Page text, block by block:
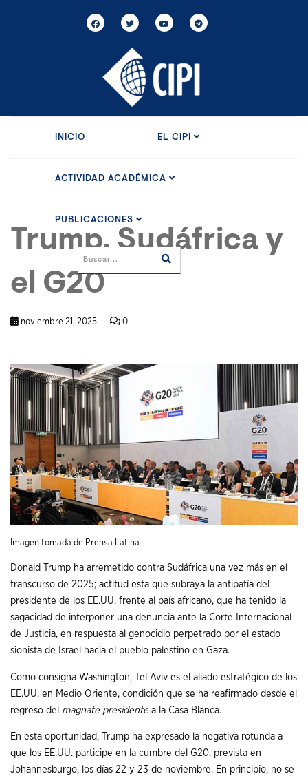
INICIO EL CIPI
ACTIVIDAD ACADÉMICA
PUBLICACIONES
Trump, Sudáfrica y
el G20
noviembre 21, 2025 0
Imagen tomada de Prensa Latina
Donald Trump ha arremetido contra Sudáfrica una vez más en el
transcurso de 2025; actitud esta que subraya la antipatía del
presidente de los EE.UU. frente al país africano, que ha tenido la
sagacidad de interponer una denuncia ante la Corte Internacional
de Justicia, en respuesta al genocidio perpetrado por el estado
sionista de Israel hacia el pueblo palestino en Gaza.
Como consigna Washington, Tel Aviv es el aliado estratégico de los
EE.UU. en Medio Oriente, condición que se ha reafirmado desde el
regreso del magnate presidente a la Casa Blanca.
En esta oportunidad, Trump ha expresado la negativa rotunda a
que los EE.UU. participe en la cumbre del G20, prevista en
Johannesburgo, los días 22 y 23 de noviembre. En principio, no se